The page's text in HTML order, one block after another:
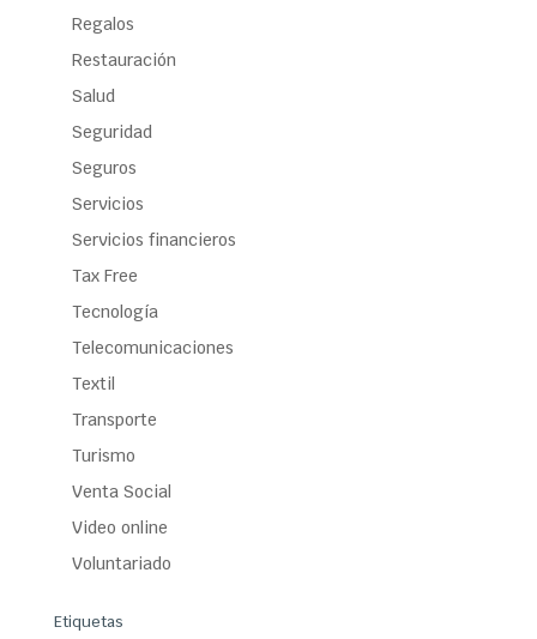
Regalos
Restauración
Salud
Seguridad
Seguros
Servicios
Servicios financieros
Tax Free
Tecnología
Telecomunicaciones
Textil
Transporte
Turismo
Venta Social
Video online
Voluntariado
Etiquetas